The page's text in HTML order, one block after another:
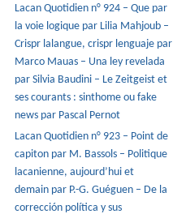
Lacan Quotidien n° 924 – Que par
la voie logique par Lilia Mahjoub –
Crispr lalangue, crispr lenguaje par
Marco Mauas – Una ley revelada
par Silvia Baudini – Le Zeitgeist et
ses courants : sinthome ou fake
news par Pascal Pernot
Lacan Quotidien n° 923 – Point de
capiton par M. Bassols – Politique
lacanienne, aujourd’hui et
demain par P.-G. Guéguen – De la
corrección política y sus